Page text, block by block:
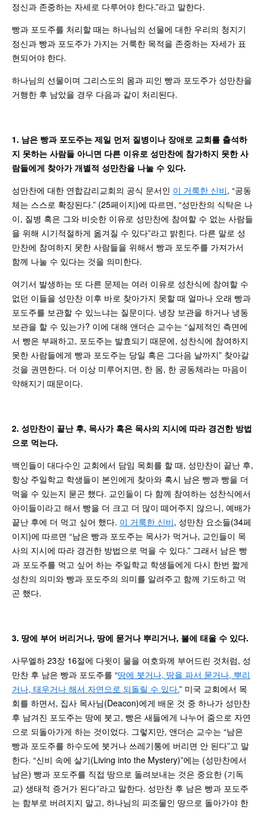
정신과 존중하는 자세로 다루어야 한다.”라고 말한다.
빵과 포도주를 처리할 때는 하나님의 선물에 대한 우리의 청지기
정신과 빵과 포도주가 가지는 거룩한 목적을 존중하는 자세가 표
현되어야 한다.
하나님의 선물이며 그리스도의 몸과 피인 빵과 포도주가 성만찬을
거행한 후 남았을 경우 다음과 같이 처리된다.
1. 남은 빵과 포도주는 제일 먼저 질병이나 장애로 교회를 출석하
지 못하는 사람들 아니면 다른 이유로 성만찬에 참가하지 못한 사
람들에게 찾아가 개별적 성만찬을 나눌 수 있다.
성만찬에 대한 연합감리교회의 공식 문서인 이 거룩한 신비, “공동
체는 스스로 확장된다.” (25페이지)에 따르면, “성만찬의 식탁은 나
이, 질병 혹은 그와 비슷한 이유로 성만찬에 참여할 수 없는 사람들
을 위해 시기적절하게 옮겨질 수 있다”라고 밝힌다. 다른 말로 성
만찬에 참여하지 못한 사람들을 위해서 빵과 포도주를 가져가서
함께 나눌 수 있다는 것을 의미한다.
여기서 발생하는 또 다른 문제는 여러 이유로 성찬식에 참여할 수
없던 이들을 성만찬 이후 바로 찾아가지 못할 때 얼마나 오래 빵과
포도주를 보관할 수 있느냐는 질문이다. 냉장 보관을 하거나 냉동
보관을 할 수 있는가? 이에 대해 앤더슨 교수는 “실제적인 측면에
서 빵은 부패하고, 포도주는 발효되기 때문에, 성찬식에 참여하지
못한 사람들에게 빵과 포도주는 당일 혹은 그다음 날까지” 찾아갈
것을 권면한다. 더 이상 미루어지면, 한 몸, 한 공동체라는 마음이
약해지기 때문이다.
2. 성만찬이 끝난 후, 목사가 혹은 목사의 지시에 따라 경건한 방법
으로 먹는다.
백인들이 대다수인 교회에서 담임 목회를 할 때, 성만찬이 끝난 후,
항상 주일학교 학생들이 본인에게 찾아와 혹시 남은 빵과 빵을 더
먹을 수 있는지 묻곤 했다. 교인들이 다 함께 참여하는 성찬식에서
아이들이라고 해서 빵을 더 크고 더 많이 떼어주지 않으니, 예배가
끝난 후에 더 먹고 싶어 했다. 이 거룩한 신비, 성만찬 요소들(34페
이지)에 따르면 “남은 빵과 포도주는 목사가 먹거나, 교인들이 목
사의 지시에 따라 경건한 방법으로 먹을 수 있다.” 그래서 남은 빵
과 포도주를 먹고 싶어 하는 주일학교 학생들에게 다시 한번 짧게
성찬의 의미와 빵과 포도주의 의미를 알려주고 함께 기도하고 먹
곤 했다.
3. 땅에 부어 버리거나, 땅에 묻거나 뿌리거나, 불에 태울 수 있다.
사무엘하 23장 16절에 다윗이 물을 여호와께 부어드린 것처럼, 성
만찬 후 남은 빵과 포도주를 “땅에 붓거나, 땅을 파서 묻거나, 뿌리
거나, 태우거나 해서 자연으로 되돌릴 수 있다.” 미국 교회에서 목
회를 하면서, 집사 목사님(Deacon)에게 배운 것 중 하나가 성만찬
후 남겨진 포도주는 땅에 붓고, 빵은 새들에게 나누어 줌으로 자연
으로 되돌아가게 하는 것이었다. 그렇지만, 앤더슨 교수는 “남은
빵과 포도주를 하수도에 붓거나 쓰레기통에 버리면 안 된다”고 말
한다. “신비 속에 살기(Living into the Mystery)”에는 (성만찬에서
남은) 빵과 포도주를 직접 땅으로 돌려보내는 것은 중요한 (기독
교) 생태적 증거가 된다”라고 말한다. 성만찬 후 남은 빵과 포도주
는 함부로 버려지지 말고, 하나님의 피조물인 땅으로 돌아가야 한